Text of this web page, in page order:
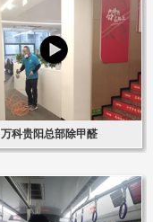
万科贵阳总部除甲醛